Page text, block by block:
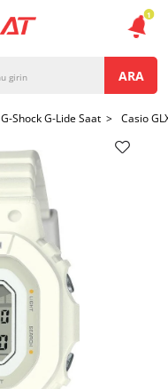
ARA
G-Shock G-Lide Saat > Casio
1